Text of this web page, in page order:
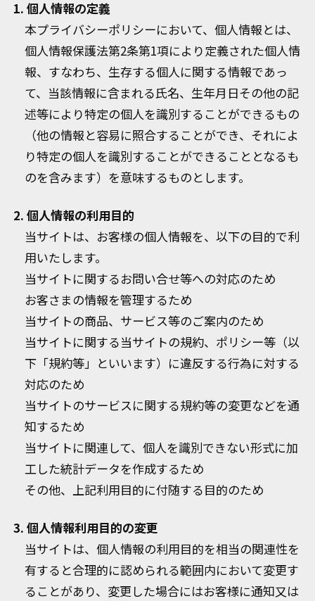
1. 個人情報の定義
本プライバシーポリシーにおいて、個人情報とは、
個人情報保護法第2条第1項により定義された個人情
報、すなわち、生存する個人に関する情報であっ
て、当該情報に含まれる氏名、生年月日その他の記
述等により特定の個人を識別することができるもの
（他の情報と容易に照合することができ、それによ
り特定の個人を識別することができることとなるも
のを含みます）を意味するものとします。
2. 個人情報の利用目的
当サイトは、お客様の個人情報を、以下の目的で利
用いたします。
当サイトに関するお問い合せ等への対応のため
お客さまの情報を管理するため
当サイトの商品、サービス等のご案内のため
当サイトに関する当サイトの規約、ポリシー等（以
下「規約等」といいます）に違反する行為に対する
対応のため
当サイトのサービスに関する規約等の変更などを通
知するため
当サイトに関連して、個人を識別できない形式に加
工した統計データを作成するため
その他、上記利用目的に付随する目的のため
3. 個人情報利用目的の変更
当サイトは、個人情報の利用目的を相当の関連性を
有すると合理的に認められる範囲内において変更す
ることがあり、変更した場合にはお客様に通知又は